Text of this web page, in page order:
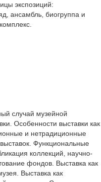
экспозиций:
ансамбль, биогруппа и
случай музейной
Особенности выставки как
и нетрадиционные
Функциональные
коллекций, научно-
фондов. Выставка как
Выставка как